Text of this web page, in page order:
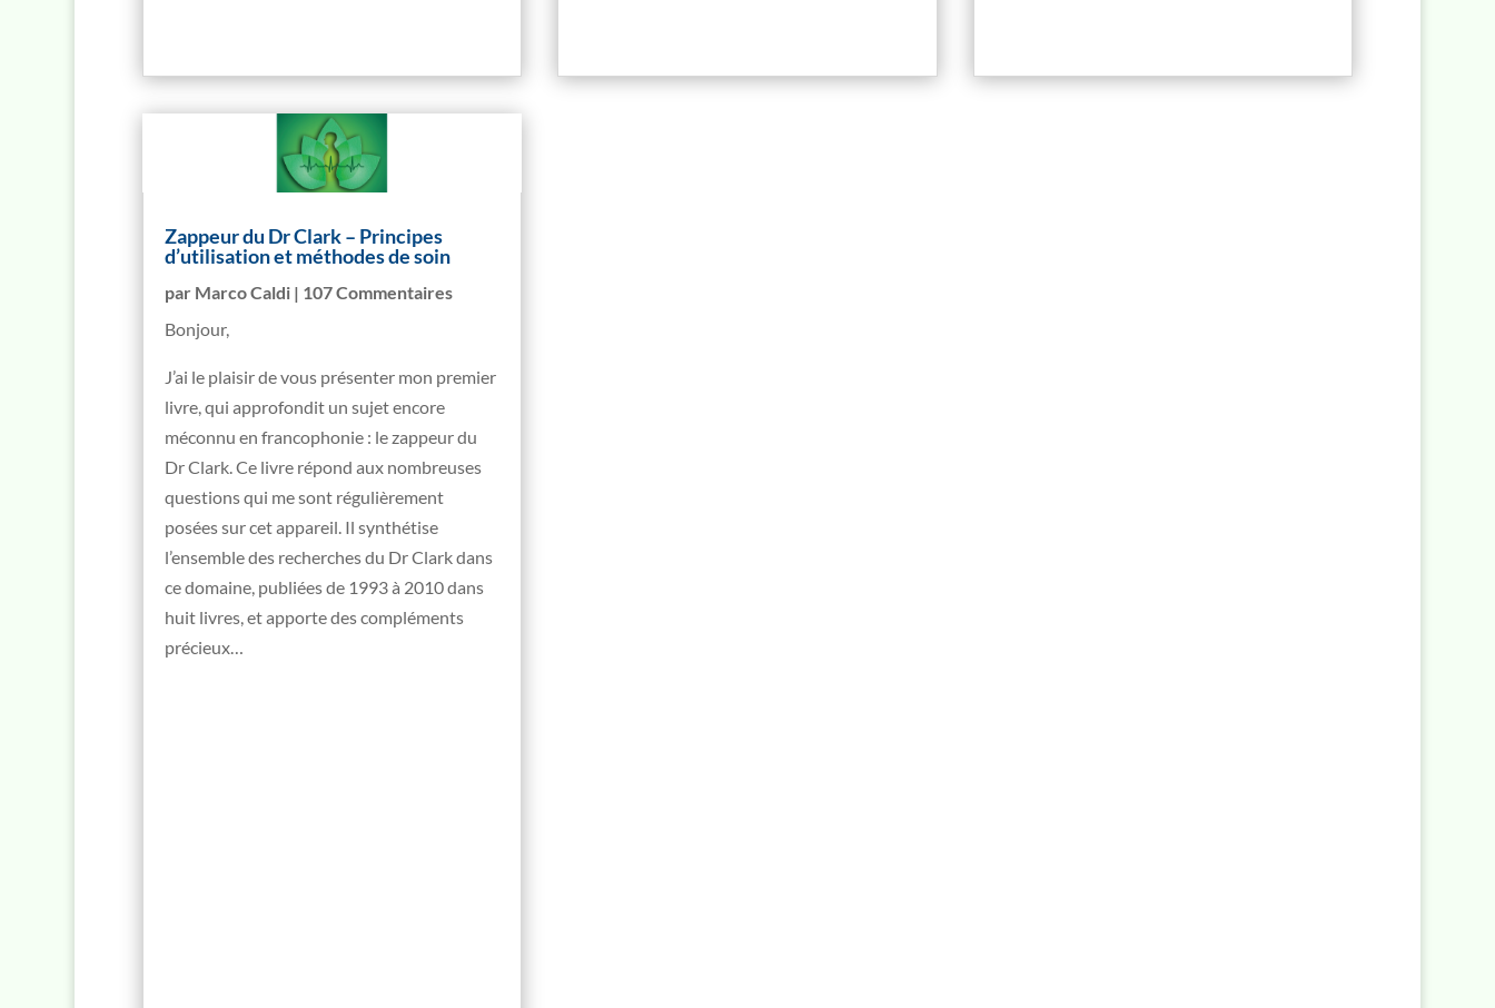
Zappeur du Dr Clark – Principes
d’utilisation et méthodes de soin
par Marco Caldi| 107 Commentaires
Bonjour,
J’ai le plaisir de vous présenter mon premier
livre, qui approfondit un sujet encore
méconnu en francophonie : le zappeur du
Dr Clark. Ce livre répond aux nombreuses
questions qui me sont régulièrement
posées sur cet appareil. Il synthétise
l’ensemble des recherches du Dr Clark dans
ce domaine, publiées de 1993 à 2010 dans
huit livres, et apporte des compléments
précieux…